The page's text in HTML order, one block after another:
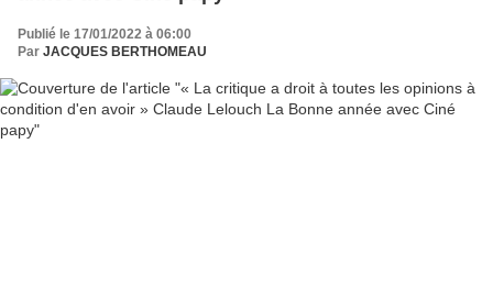
Publié le 17/01/2022 à 06:00
Par JACQUES BERTHOMEAU